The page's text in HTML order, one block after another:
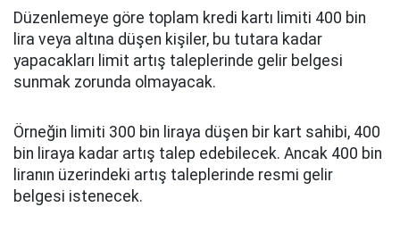
Düzenlemeye göre toplam kredi kartı limiti 400 bin
lira veya altına düşen kişiler, bu tutara kadar
yapacakları limit artış taleplerinde gelir belgesi
sunmak zorunda olmayacak.
Örneğin limiti 300 bin liraya düşen bir kart sahibi, 400
bin liraya kadar artış talep edebilecek. Ancak 400 bin
liranın üzerindeki artış taleplerinde resmi gelir
belgesi istenecek.